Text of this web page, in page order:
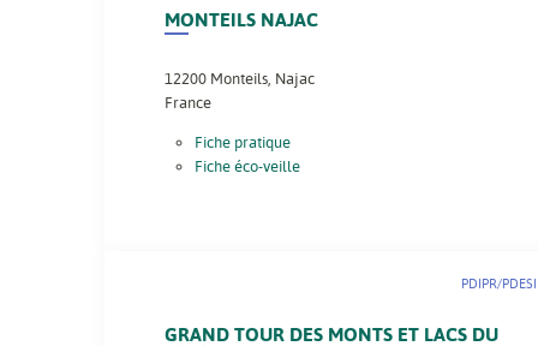
MONTEILS NAJAC
12200 Monteils, Najac
France
Fiche pratique
Fiche éco-veille
GRAND TOUR DES MONTS ET LACS DU
PDIPR/PDESI